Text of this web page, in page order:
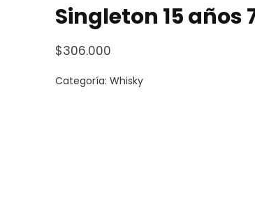
Singleton 15 años
$306.000
Categoría: Whisky